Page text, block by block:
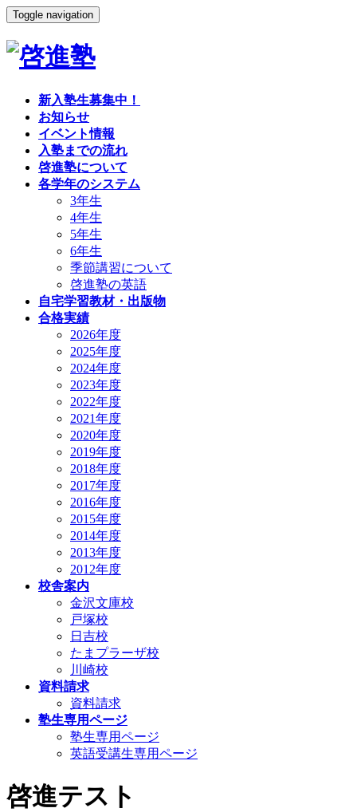
Toggle navigation
新入塾生募集中！
お知らせ
イベント情報
入塾までの流れ
啓進塾について
各学年のシステム
3年生
4年生
5年生
6年生
季節講習について
啓進塾の英語
自宅学習教材・出版物
合格実績
2026年度
2025年度
2024年度
2023年度
2022年度
2021年度
2020年度
2019年度
2018年度
2017年度
2016年度
2015年度
2014年度
2013年度
2012年度
校舎案内
金沢文庫校
戸塚校
日吉校
たまプラーザ校
川崎校
資料請求
資料請求
塾生専用ページ
塾生専用ページ
英語受講生専用ページ
啓進テスト